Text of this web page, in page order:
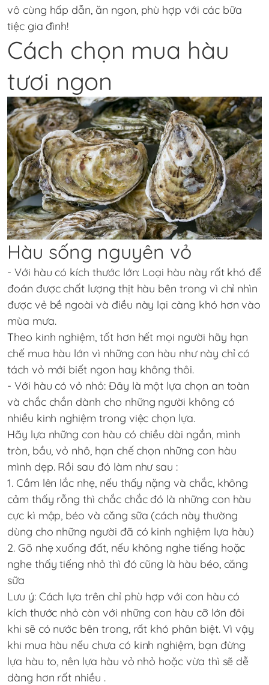
vô cùng hấp dẫn, ăn ngon, phù hợp với các bữa
tiệc gia đình!
Cách chọn mua hàu
tươi ngon
Hàu sống nguyên vỏ
- Với hàu có kích thước lớn: Loại hàu này rất khó để
đoán được chất lượng thịt hàu bên trong vì chỉ nhìn
được vẻ bề ngoài và điều này lại càng khó hơn vào
mùa mưa.
Theo kinh nghiệm, tốt hơn hết mọi người hãy hạn
chế mua hàu lớn vì những con hàu như này chỉ có
tách vỏ mới biết ngon hay không thôi.
- Với hàu có vỏ nhỏ: Đây là một lựa chọn an toàn
và chắc chắn dành cho những người không có
nhiều kinh nghiệm trong việc chọn lựa.
Hãy lựa những con hàu có chiều dài ngắn, mình
tròn, bầu, vỏ nhô, hạn chế chọn những con hàu
mình dẹp. Rồi sau đó làm như sau :
1. Cầm lên lắc nhẹ, nếu thấy nặng và chắc, không
cảm thấy rỗng thì chắc chắc đó là những con hàu
cực kì mập, béo và căng sữa (cách này thường
dùng cho những người đã có kinh nghiệm lựa hàu)
2. Gõ nhẹ xuống đất, nếu không nghe tiếng hoặc
nghe thấy tiếng nhỏ thì đó cũng là hàu béo, căng
sữa
Lưu ý: Cách lựa trên chỉ phù hợp với con hàu có
kích thước nhỏ còn với những con hàu cỡ lớn đôi
khi sẽ có nước bên trong, rất khó phân biệt. Vì vậy
khi mua hàu nếu chưa có kinh nghiệm, bạn đừng
lựa hàu to, nên lựa hàu vỏ nhỏ hoặc vừa thì sẽ dễ
dàng hơn rất nhiều .